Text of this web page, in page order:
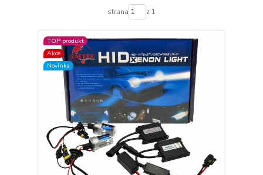
strana z 1
TOP produkt
Akce
Novinka